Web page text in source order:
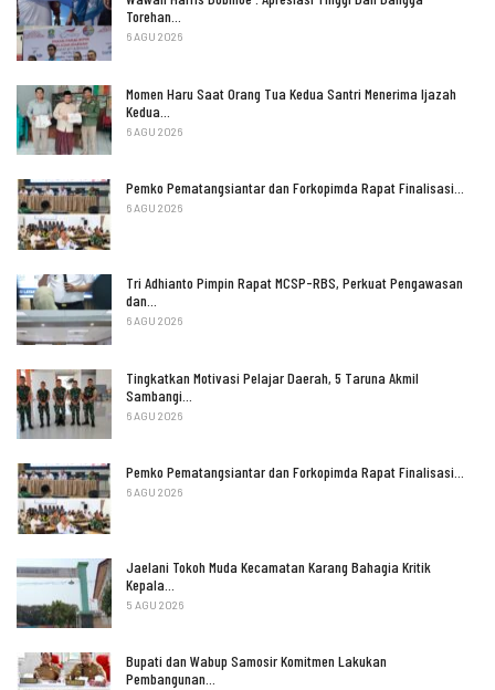
Torehan…
6 AGU 2026
Momen Haru Saat Orang Tua Kedua Santri Menerima Ijazah
Kedua…
6 AGU 2026
Pemko Pematangsiantar dan Forkopimda Rapat Finalisasi…
6 AGU 2026
Tri Adhianto Pimpin Rapat MCSP-RBS, Perkuat Pengawasan
dan…
6 AGU 2026
Tingkatkan Motivasi Pelajar Daerah, 5 Taruna Akmil
Sambangi…
6 AGU 2026
Pemko Pematangsiantar dan Forkopimda Rapat Finalisasi…
6 AGU 2026
Jaelani Tokoh Muda Kecamatan Karang Bahagia Kritik
Kepala…
5 AGU 2026
Bupati dan Wabup Samosir Komitmen Lakukan
Pembangunan…